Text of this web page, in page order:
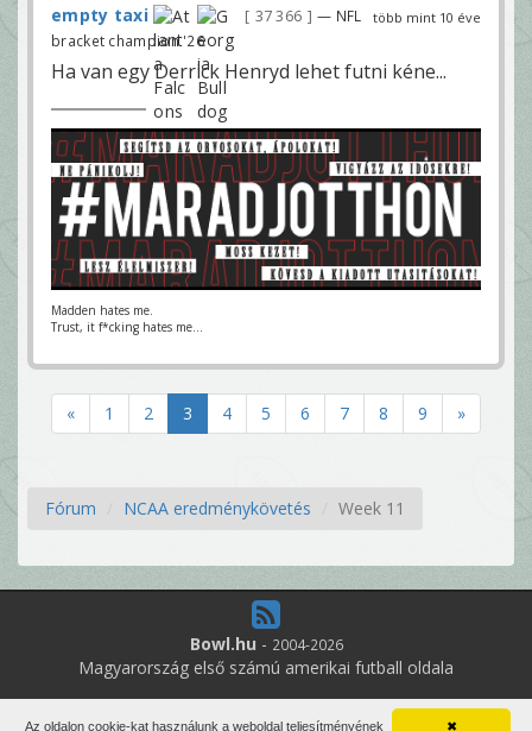
több mint 10 éve
empty taxi 37 366
— NFL
bracket champion '26
Ha van egy Derrick Henryd lehet futni kéne...
Madden hates me.
Trust, it f*cking hates me...
« 1 2 3 4 5 6 7 8 9 »
Fórum NCAA eredménykövetés Week 11
Bowl.hu - 2004-2026
Magyarország első számú amerikai futball oldala
2
online felhasználó
✖
Az oldalon cookie-kat használunk a weboldal teljesítményének